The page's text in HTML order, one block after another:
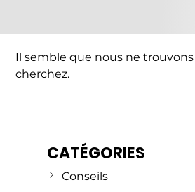
Il semble que nous ne
cherchez.
CATÉGORIES
Conseils